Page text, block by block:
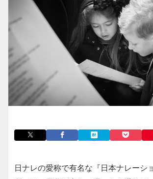
日ナレの愛称で有名な『日本ナレーシ